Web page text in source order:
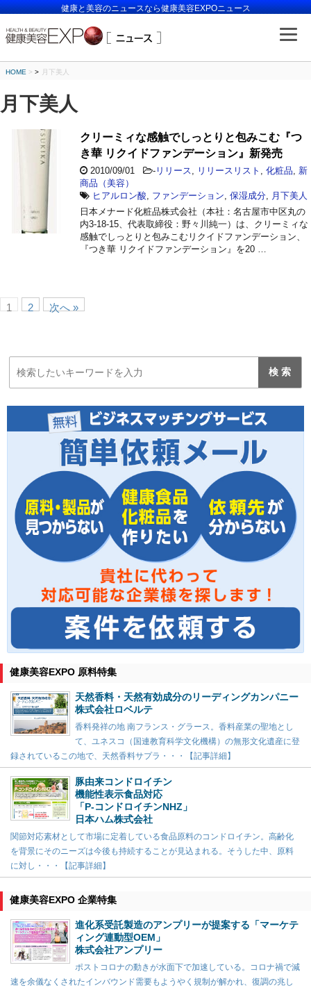
健康と美容のニュースなら健康美容EXPOニュース
HOME > 月下美人
月下美人
クリーミィな感触でしっとりと包みこむ『つ
き華 リクイドファンデーション』新発売
2010/09/01 - リリース リリースリスト 化粧品
新
商品（美容）
ヒアルロン酸
ファンデーション 保湿成分
月下美人
日本メナード化粧品株式会社（本社：名古屋市中区丸の
内3-18-15、代表取締役：野々川純一）は、クリーミィな
感触でしっとりと包みこむリクイドファンデーション、
『つき華 リクイドファンデーション』を20 …
1 2 次へ »
健康美容EXPO 原料特集
天然香料・天然有効成分のリーディングカンパニー
株式会社ロベルテ
香料発祥の地 南フランス・グラース。香料産業の聖地とし
て、ユネスコ（国連教育科学文化機構）の無形文化遺産に登
録されているこの地で、天然香料サプラ・・・【記事詳細】
豚由来コンドロイチン
機能性表示食品対応
「P-コンドロイチンNHZ」
日本ハム株式会社
関節対応素材として市場に定着している食品原料のコンドロイチン。高齢化
を背景にそのニーズは今後も持続することが見込まれる。そうした中、原料
に対し・・・【記事詳細】
健康美容EXPO 企業特集
進化系受託製造のアンプリーが提案する「マーケテ
ィング連動型OEM」
株式会社アンプリー
ポストコロナの動きが水面下で加速している。コロナ禍で減
速を余儀なくされたインバウンド需要もようやく規制が解かれ、復調の兆し